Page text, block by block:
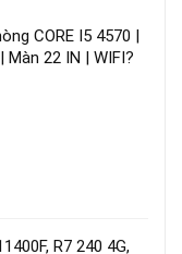
CORE I5 4570 |
Màn 22 IN | WIFI?
R7 240 4G,